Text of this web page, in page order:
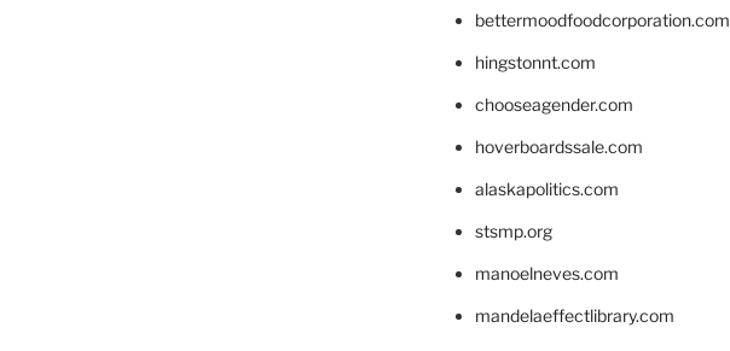
bettermoodfoodcorporation.com
hingstonnt.com
chooseagender.com
hoverboardssale.com
alaskapolitics.com
stsmp.org
manoelneves.com
mandelaeffectlibrary.com